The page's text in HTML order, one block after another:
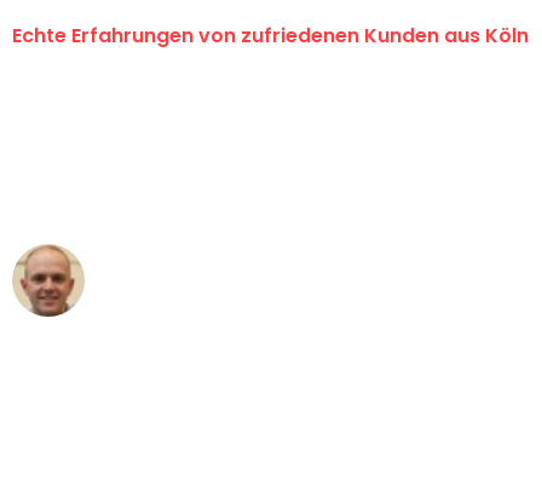
Echte Erfahrungen von zufriedenen Kunden aus Köln